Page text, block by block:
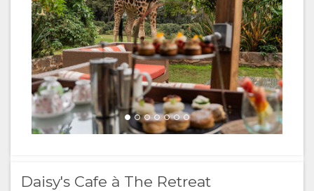
Daisy's Cafe à The Retreat